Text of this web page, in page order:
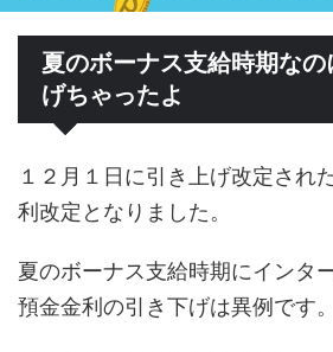
夏のボーナス支給時期な
げちゃったよ
１２月１日に引き上げ改定され
利改定となりました。
夏のボーナス支給時期にインタ
預金金利の引き下げは異例です。